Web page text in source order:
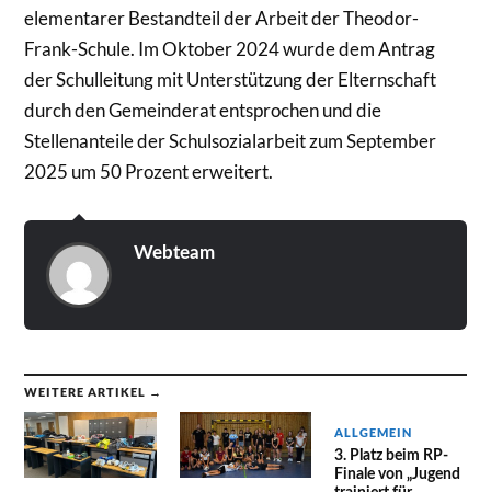
elementarer Bestandteil der Arbeit der Theodor-
Frank-Schule. Im Oktober 2024 wurde dem Antrag
der Schulleitung mit Unterstützung der Elternschaft
durch den Gemeinderat entsprochen und die
Stellenanteile der Schulsozialarbeit zum September
2025 um 50 Prozent erweitert.
Webteam
WEITERE ARTIKEL →
ALLGEMEIN
3. Platz beim RP-
Finale von „Jugend